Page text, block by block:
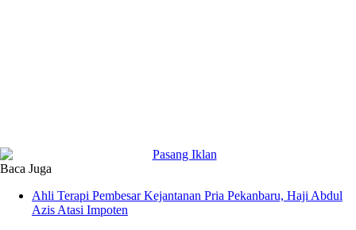
Baca Juga
Ahli Terapi Pembesar Kejantanan Pria Pekanbaru, Haji Abdul
Azis Atasi Impoten